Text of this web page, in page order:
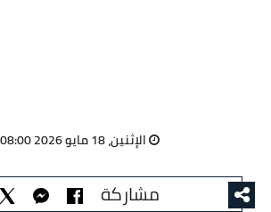
الإثنين، 18 مايو 2026 08:00 ص
مشاركة